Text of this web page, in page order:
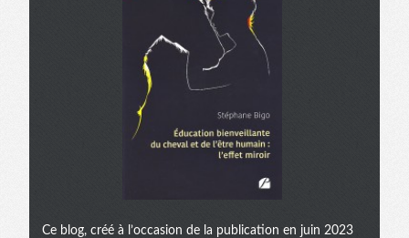
Ce blog, créé à l’occasion de la publication en juin 2023